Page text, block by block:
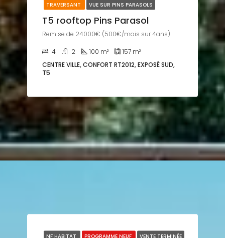
TRAVERSANT
VUE SUR PINS PARASOLS
T5 rooftop Pins Parasol
Remise de 24000€ (500€/mois sur 4ans)
4 2 100 m² 157 m²
CENTRE VILLE, CONFORT RT2012, EXPOSÉ SUD,
T5
NF HABITAT PROGRAMME NEUF
VENTE TERMINÉE